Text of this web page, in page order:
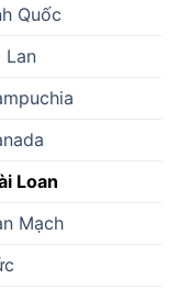
Quốc
Lan
Loan
Mạch